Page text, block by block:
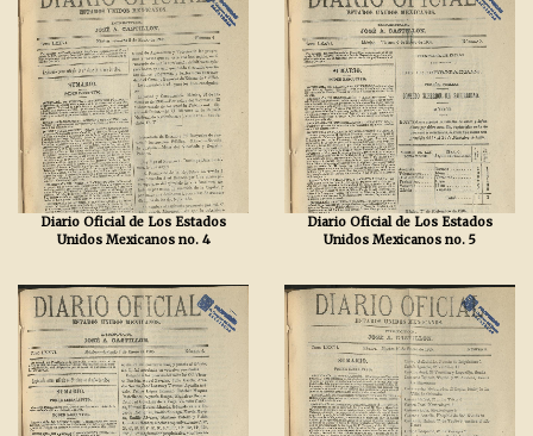
Diario Oficial de Los Estados
Unidos Mexicanos no. 4
Diario Oficial de Los Estados
Unidos Mexicanos no. 5